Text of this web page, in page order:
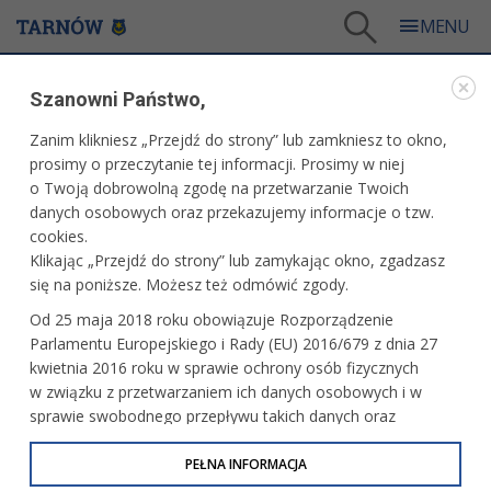
Tauron Azoty Tarnów - Stelmet Falubaz Zielona Góra już w najbliższą niedzielę
WARTO PRZECZYTAĆ
TAURON AZOTY TARNÓW - STELMET FALUBAZ
ZIELONA GÓRA JUŻ W NAJBLIŻSZĄ NIEDZIELĘ
08.04.2011, 14:58
10 kwietnia o godzinie 16.00 tarnowskie Jaskółki podejmą
na torze w Mościcach drużynę z Zielonej Góry. Będzie to
dla tarnowian pierwszy występ przed własną publicznością
w sezonie 2011, a zarazem okazja do zdobycia pierwszych
punktów w ligowej tabeli. Przeciwnik jest wymagający, więc
niedzielny mecz zapowiada się bardzo interesująco.
Stelmet Falubaz Zielona Góra wzmocnił się przed sezonem
Szanowni Państwo,
Zanim klikniesz „Przejdź do strony” lub zamkniesz to okno,
prosimy o przeczytanie tej informacji. Prosimy w niej
o Twoją dobrowolną zgodę na przetwarzanie Twoich
danych osobowych oraz przekazujemy informacje o tzw.
cookies.
Klikając „Przejdź do strony” lub zamykając okno, zgadzasz
się na poniższe. Możesz też odmówić zgody.
Od 25 maja 2018 roku obowiązuje Rozporządzenie
Parlamentu Europejskiego i Rady (EU) 2016/679 z dnia 27
kwietnia 2016 roku w sprawie ochrony osób fizycznych
w związku z przetwarzaniem ich danych osobowych i w
sprawie swobodnego przepływu takich danych oraz
uchylenia dyrektywy 95/46/WE (określane jako RODO, GDPR
lub Ogólne Rozporządzenie o Ochronie Danych
PEŁNA INFORMACJA